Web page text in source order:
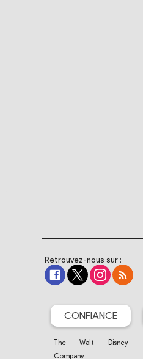
Retrouvez-nous sur :
CONFIANCE
The Walt Disney
Company